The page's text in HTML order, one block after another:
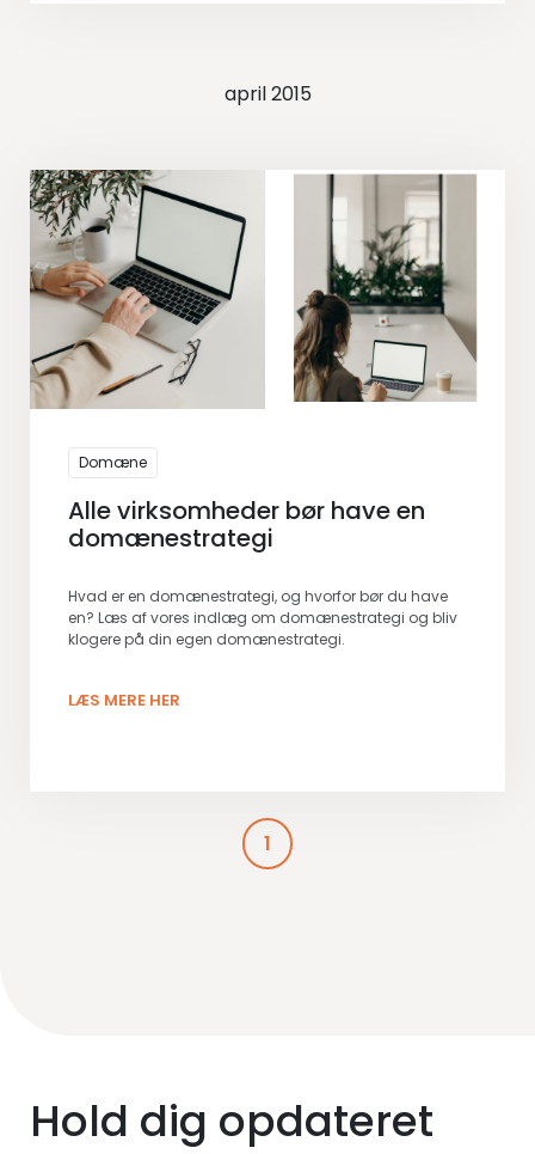
april 2015
Domæne
Alle virksomheder bør have en
domænestrategi
Hvad er en domænestrategi, og hvorfor bør du have
en? Læs af vores indlæg om domænestrategi og bliv
klogere på din egen domænestrategi.
LÆS MERE HER
1
Hold dig opdateret